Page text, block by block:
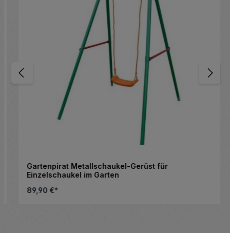
Gartenpirat Metallschaukel-Gerüst für
Einzelschaukel im Garten
89,90 €*